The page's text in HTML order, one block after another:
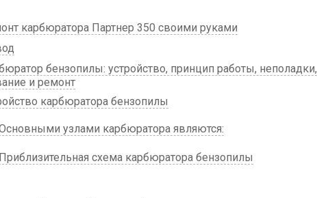
карбюратора Партнер 350 своими руками
бензопилы: устройство, принцип работы, неполадки,
и ремонт
карбюратора бензопилы
узлами карбюратора являются:
Приблизительная схема карбюратора бензопилы